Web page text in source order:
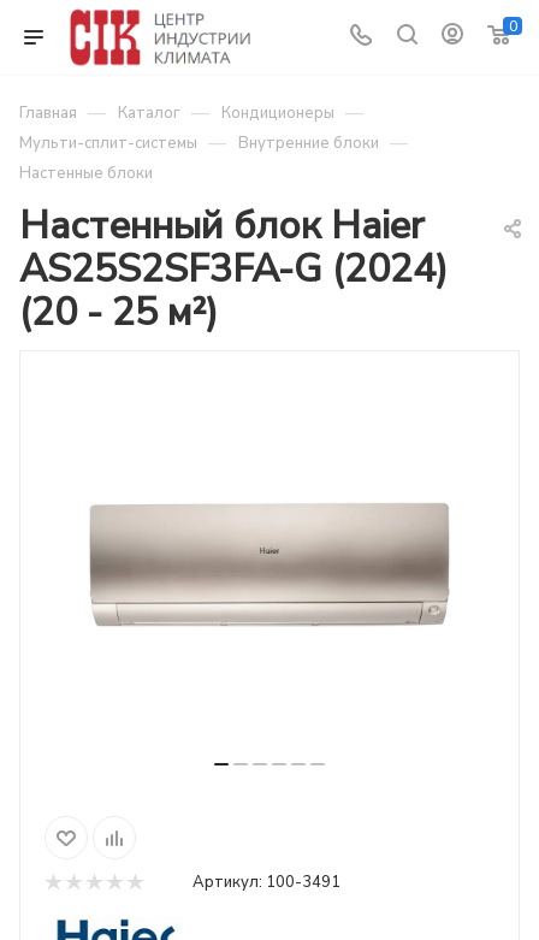
0
Главная — Каталог — Кондиционеры —
Мульти-сплит-системы — Внутренние блоки —
Настенные блоки
Настенный блок Haier
AS25S2SF3FA-G (2024)
(20 - 25 м²)
Артикул: 100-3491